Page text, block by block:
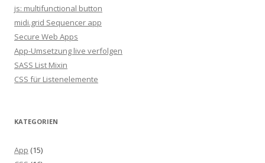
js: multifunctional button
midi.grid Sequencer app
Secure Web Apps
App-Umsetzung live verfolgen
SASS List Mixin
CSS für Listenelemente
KATEGORIEN
App (15)